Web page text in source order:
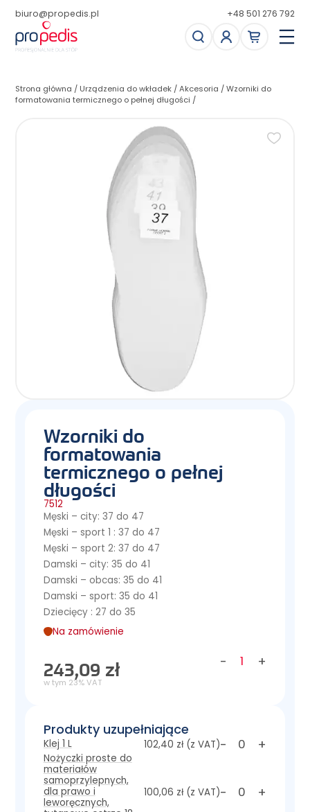
biuro@propedis.pl +48 501 276 792
Strona główna / Urządzenia do wkładek /Akcesoria /Wzorniki do
formatowania termicznego o pełnej długości /
Wzorniki do
formatowania
termicznego o pełnej
długości
7512
Na zamówienie
- +
243,09 zł
w tym 23% VAT
Męski – city: 37 do 47
Męski – sport 1 : 37 do 47
Męski – sport 2: 37 do 47
Damski – city: 35 do 41
Damski – obcas: 35 do 41
Damski – sport: 35 do 41
Dziecięcy : 27 do 35
Produkty uzupełniające
Klej 1 L 102,40 zł (z VAT)- +
Nożyczki proste do
materiałów
samoprzylepnych,
dla prawo i
leworęcznych,
100,06 zł (z VAT)- +